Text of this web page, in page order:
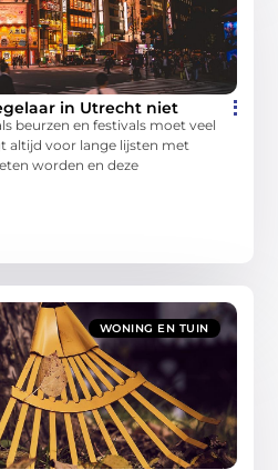
in Utrecht niet
beurzen en festivals moet veel
altijd voor lange lijsten met
worden en deze
WONING EN TUIN